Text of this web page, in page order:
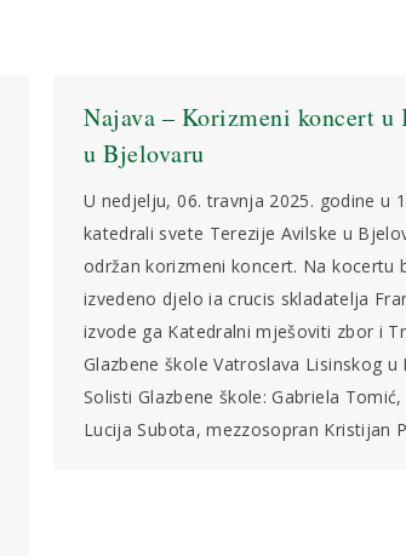
Najava – Korizmeni koncert u
u Bjelovaru
U nedjelju, 06. travnja 2025. godine u
katedrali svete Terezije Avilske u
održan korizmeni koncert. Na kocertu
izvedeno djelo ia crucis skladatelja
izvode ga Katedralni mješoviti zbor i
Glazbene škole Vatroslava Lisinskog u
Solisti Glazbene škole: Gabriela
Lucija Subota, mezzosopran Kristijan